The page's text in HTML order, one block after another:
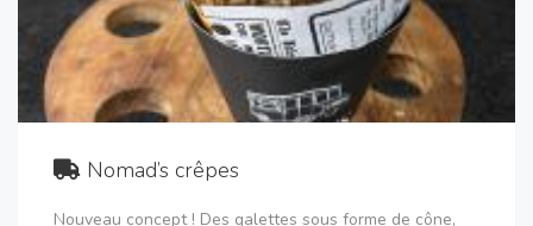
Nomad’s crêpes
Nouveau concept ! Des galettes sous forme de cône,